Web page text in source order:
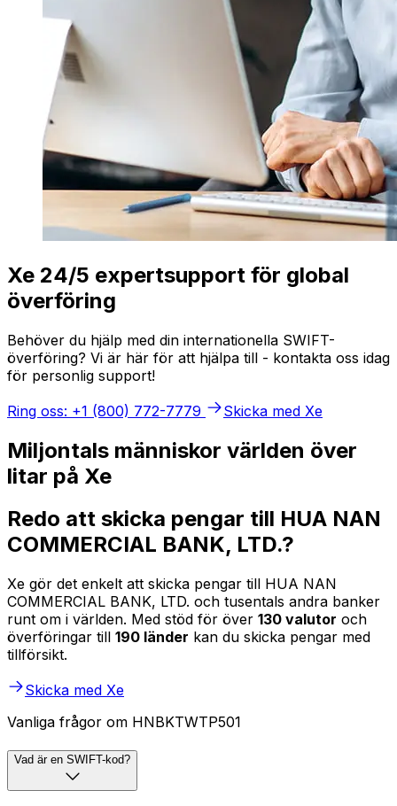
Xe 24/5 expertsupport för global
överföring
Behöver du hjälp med din internationella SWIFT-
överföring? Vi är här för att hjälpa till - kontakta oss idag
för personlig support!
Ring oss: +1 (800) 772-7779
Skicka med Xe
Miljontals människor världen över
litar på Xe
Redo att skicka pengar till HUA NAN
COMMERCIAL BANK, LTD.?
Xe gör det enkelt att skicka pengar till HUA NAN
COMMERCIAL BANK, LTD. och tusentals andra banker
runt om i världen. Med stöd för över 130 valutor och
överföringar till 190 länder kan du skicka pengar med
tillförsikt.
Skicka med Xe
Vanliga frågor om HNBKTWTP501
Vad är en SWIFT-kod?